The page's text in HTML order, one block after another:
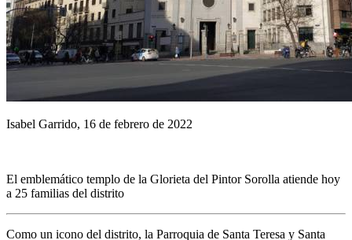
Isabel Garrido, 16 de febrero de 2022
El emblemático templo de la Glorieta del Pintor Sorolla atiende hoy
a 25 familias del distrito
Como un icono del distrito, la Parroquia de Santa Teresa y Santa